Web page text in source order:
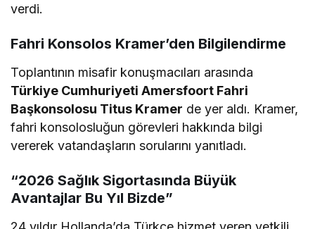
verdi.
Fahri Konsolos Kramer’den Bilgilendirme
Toplantının misafir konuşmacıları arasında
Türkiye Cumhuriyeti Amersfoort Fahri
Başkonsolosu Titus Kramer de yer aldı. Kramer,
fahri konsolosluğun görevleri hakkında bilgi
vererek vatandaşların sorularını yanıtladı.
“2026 Sağlık Sigortasında Büyük
Avantajlar Bu Yıl Bizde”